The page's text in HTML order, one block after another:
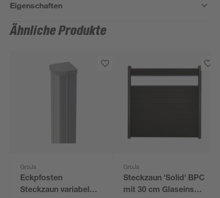
Eigenschaften
Ähnliche Produkte
GroJa
Eckpfosten
Steckzaun variabel
GroJa
Steckzaun 'Solid' BPC
mit 30 cm Glaseinsatz